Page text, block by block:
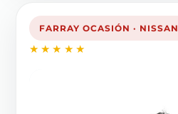
FARRAY OCASIÓN · NISSAN
★★★★★